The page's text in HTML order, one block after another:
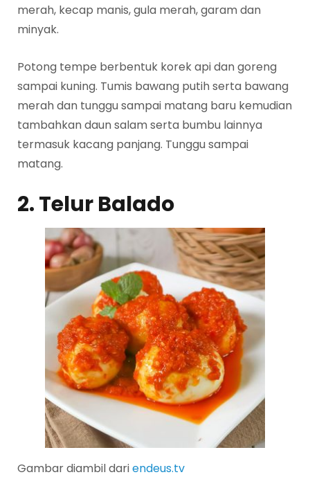
merah, kecap manis, gula merah, garam dan
minyak.
Potong tempe berbentuk korek api dan goreng
sampai kuning. Tumis bawang putih serta bawang
merah dan tunggu sampai matang baru kemudian
tambahkan daun salam serta bumbu lainnya
termasuk kacang panjang. Tunggu sampai
matang.
2. Telur Balado
Gambar diambil dariendeus.tv